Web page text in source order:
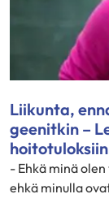
Liikunta,
geenitkin –
hoitotuloksiin
- Ehkä minä
ehkä minulla